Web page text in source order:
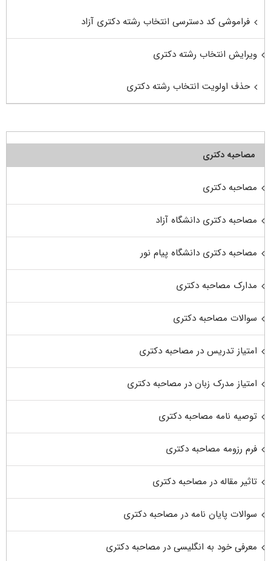
فراموشی کد دسترسی انتخاب رشته دکتری آزاد
ویرایش انتخاب رشته دکتری
حذف اولویت انتخاب رشته دکتری
مصاحبه دکتری
مصاحبه دکتری
مصاحبه دکتری دانشگاه آزاد
مصاحبه دکتری دانشگاه پیام نور
مدارک مصاحبه دکتری
سوالات مصاحبه دکتری
امتیاز تدریس در مصاحبه دکتری
امتیاز مدرک زبان در مصاحبه دکتری
توصیه نامه مصاحبه دکتری
فرم رزومه مصاحبه دکتری
تاثیر مقاله در مصاحبه دکتری
سوالات پایان نامه در مصاحبه دکتری
معرفی خود به انگلیسی در مصاحبه دکتری